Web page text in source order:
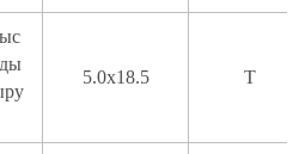
5.0x18.5 T